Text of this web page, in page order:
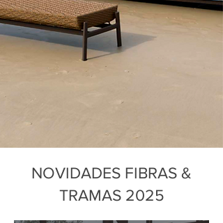
NOVIDADES FIBRAS &
TRAMAS 2025